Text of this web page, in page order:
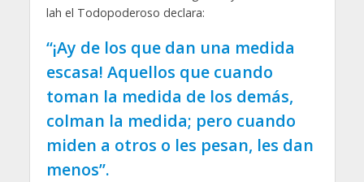
lah el Todopoderoso declara:
“¡Ay de los que dan una medida
escasa! Aquellos que cuando
toman la medida de los demás,
colman la medida; pero cuando
miden a otros o les pesan, les dan
menos”.